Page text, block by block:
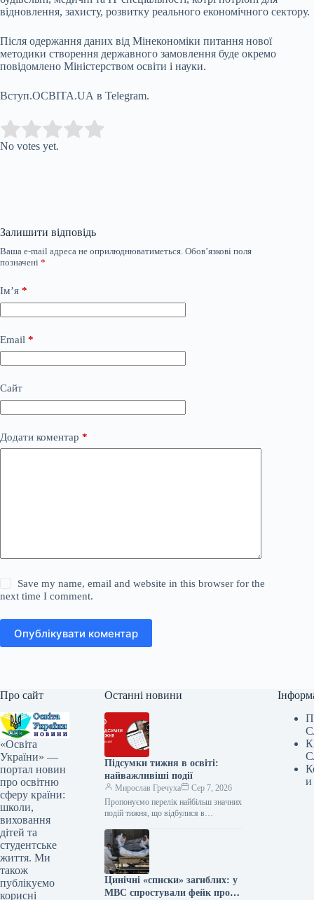
відновлення, захисту, розвитку реального економічного сектору.
Після одержання даних від Мінекономіки питання нової
методики створення державного замовлення буде окремо
повідомлено Міністерством освіти і науки.
Вступ.ОСВІТА.UA в Telegram.
Rate this item:
No votes yet.
Залишити відповідь
Ваша e-mail адреса не оприлюднюватиметься. Обов’язкові поля
позначені *
Ім’я *
Email *
Сайт
Додати коментар *
Save my name, email and website in this browser for the
next time I comment.
Опублікувати коментар
Про сайт
«Освіта
України» —
портал новин
про освітню
сферу країни:
школи,
виховання
дітей та
студентське
життя. Ми
також
публікуємо
корисні
Останні новини
Підсумки тижня в освіті:
найважливіші події
Мирослав Гречуха
Сер 7, 2026
Пропонуємо перелік найбільш значних
подій тижня, що відбулися в
освіті: головні події 100 українських
вишів,…
Цинічні «списки» загиблих: у
МВС спростували фейк про
и